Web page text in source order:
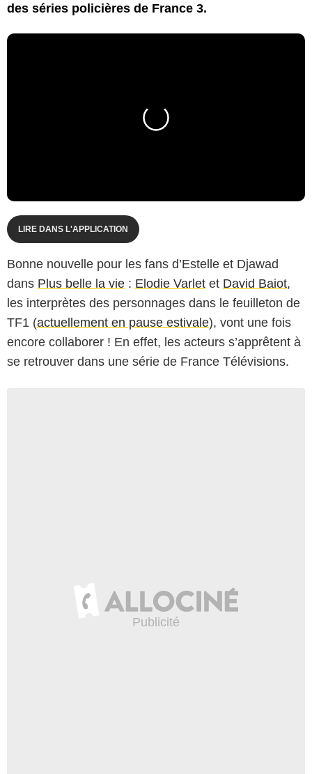
des séries policières de France 3.
LIRE DANS L'APPLICATION
Bonne nouvelle pour les fans d’Estelle et Djawad
dans Plus belle la vie : Elodie Varlet et David Baiot,
les interprètes des personnages dans le feuilleton de
TF1 (actuellement en pause estivale), vont une fois
encore collaborer ! En effet, les acteurs s’apprêtent à
se retrouver dans une série de France Télévisions.